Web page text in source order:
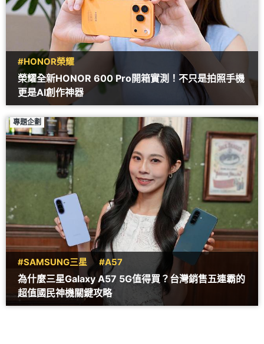
#HONOR榮耀
榮耀全新HONOR 600 Pro開箱實測！不只是拍照手機
更是AI創作神器
專題企劃
#SAMSUNG三星 #A57
為什麼三星Galaxy A57 5G值得買？台灣銷售五連霸的
超值國民神機關鍵攻略